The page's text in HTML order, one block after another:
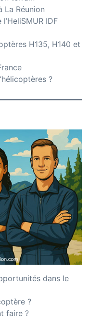
La Réunion
IDF
H135, H140 et
?
dans le
?
faire ?